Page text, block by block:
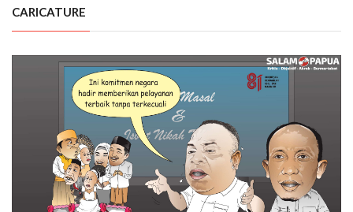
CARICATURE